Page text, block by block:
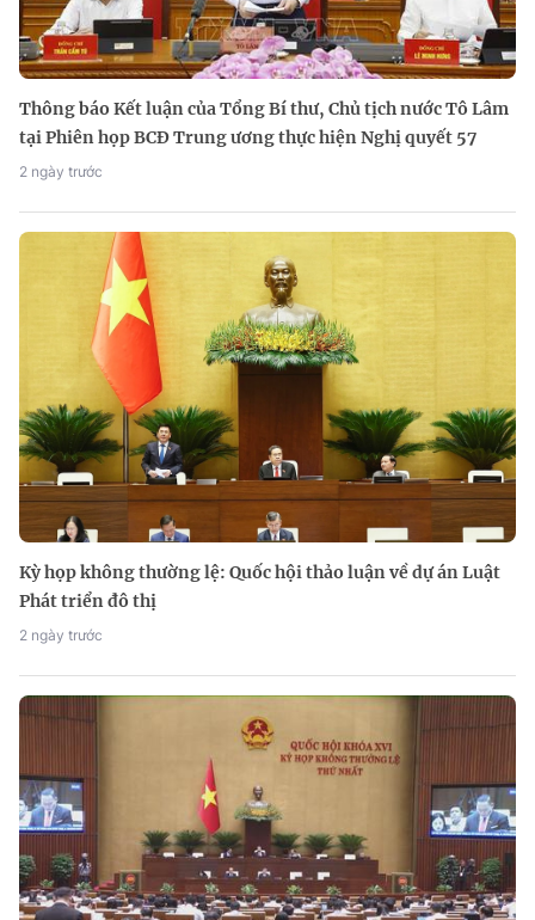
Thông báo Kết luận của Tổng Bí thư, Chủ tịch nước Tô Lâm
tại Phiên họp BCĐ Trung ương thực hiện Nghị quyết 57
2 ngày trước
Kỳ họp không thường lệ: Quốc hội thảo luận về dự án Luật
Phát triển đô thị
2 ngày trước